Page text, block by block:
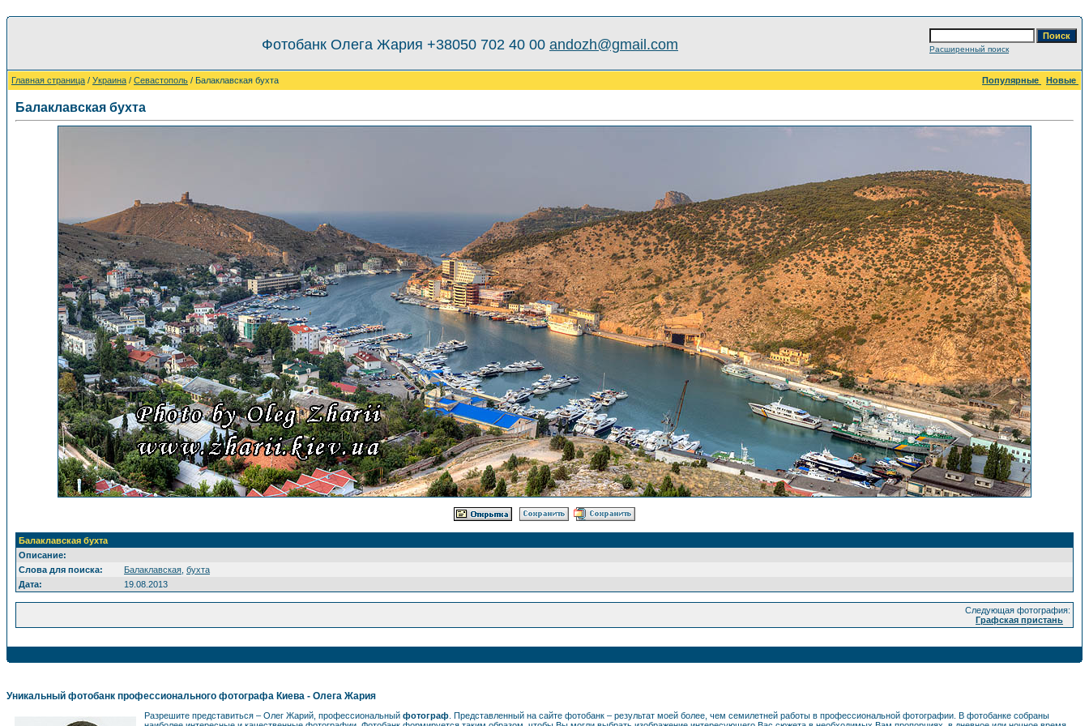
Фотобанк Олега Жария +38050 702 40 00 andozh@gmail.com Расширенный поиск
Главная страница / Украина / Севастополь / Балаклавская бухта Популярные Новые
Балаклавская бухта
Балаклавская бухта
Описание:
Слова для поиска:
Балаклавская бухта
Дата:
19.08.2013
Следующая фотография:
Графская пристань
Уникальный фотобанк профессионального фотографа Киева - Олега Жария
Разрешите представиться – Олег Жарий, профессиональный фотограф . Представленный на сайте фотобанк – результат моей более, чем семилетней работы в профессиональной фотографии. В фотобанке собраны